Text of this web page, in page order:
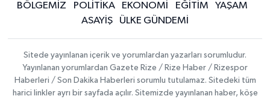
BÖLGEMİZ
POLİTİKA EKONOMİ EĞİTİM
YAŞAM
ASAYİŞ
ÜLKE GÜNDEMİ
Sitede yayınlanan içerik ve yorumlardan yazarları sorumludur.
Yayınlanan yorumlardan Gazete Rize / Rize Haber / Rizespor
Haberleri / Son Dakika Haberleri sorumlu tutulamaz. Sitedeki tüm
harici linkler ayrı bir sayfada açılır. Sitemizde yayınlanan haber, köşe